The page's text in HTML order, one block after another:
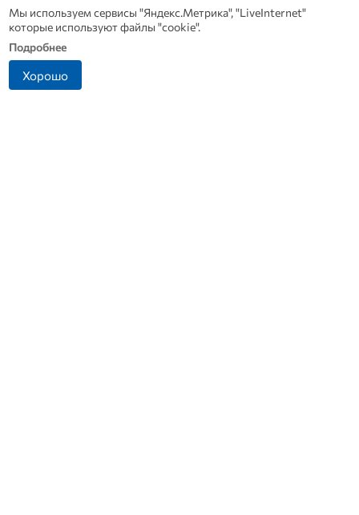
Мы используем сервисы "Яндекс.Метрика", "LiveInternet"
которые используют файлы "cookie".
Подробнее
Хорошо